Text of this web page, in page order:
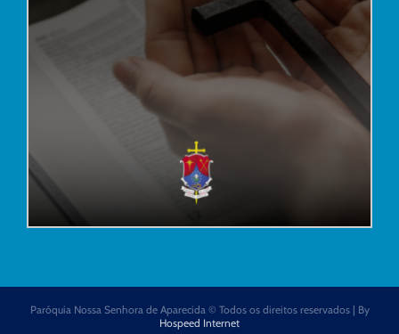
Paróquia Nossa Senhora de Aparecida © Todos os direitos reservados | By
Hospeed Internet